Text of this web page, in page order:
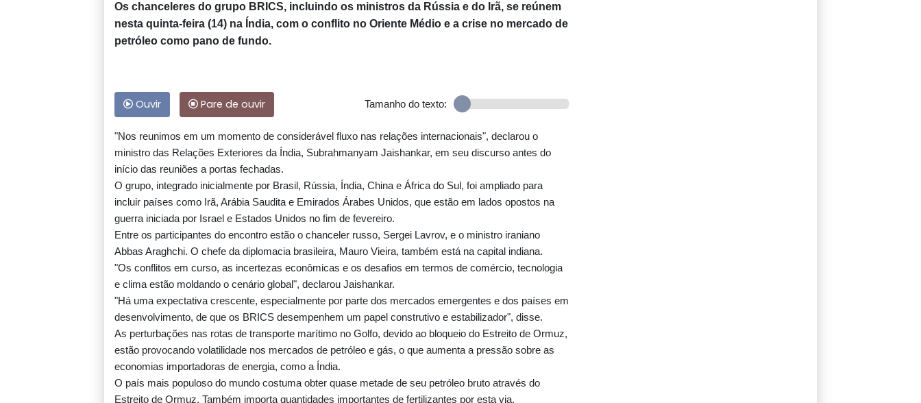
Os chanceleres do grupo BRICS, incluindo os ministros da Rússia e do Irã, se reúnem
nesta quinta-feira (14) na Índia, com o conflito no Oriente Médio e a crise no mercado de
petróleo como pano de fundo.
Ouvir Pare de ouvir Tamanho do texto:
"Nos reunimos em um momento de considerável fluxo nas relações internacionais", declarou o
ministro das Relações Exteriores da Índia, Subrahmanyam Jaishankar, em seu discurso antes do
início das reuniões a portas fechadas.
O grupo, integrado inicialmente por Brasil, Rússia, Índia, China e África do Sul, foi ampliado para
incluir países como Irã, Arábia Saudita e Emirados Árabes Unidos, que estão em lados opostos na
guerra iniciada por Israel e Estados Unidos no fim de fevereiro.
Entre os participantes do encontro estão o chanceler russo, Sergei Lavrov, e o ministro iraniano
Abbas Araghchi. O chefe da diplomacia brasileira, Mauro Vieira, também está na capital indiana.
"Os conflitos em curso, as incertezas econômicas e os desafios em termos de comércio, tecnologia
e clima estão moldando o cenário global", declarou Jaishankar.
"Há uma expectativa crescente, especialmente por parte dos mercados emergentes e dos países em
desenvolvimento, de que os BRICS desempenhem um papel construtivo e estabilizador", disse.
As perturbações nas rotas de transporte marítimo no Golfo, devido ao bloqueio do Estreito de Ormuz,
estão provocando volatilidade nos mercados de petróleo e gás, o que aumenta a pressão sobre as
economias importadoras de energia, como a Índia.
O país mais populoso do mundo costuma obter quase metade de seu petróleo bruto através do
Estreito de Ormuz. Também importa quantidades importantes de fertilizantes por esta via.